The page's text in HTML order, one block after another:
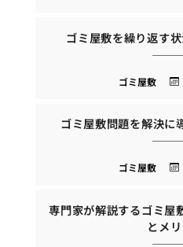
ゴミ屋敷を繰り返す
ゴミ屋敷
ゴミ屋敷問題を解決に
ゴミ屋敷
専門家が解説するゴミ屋
とメ